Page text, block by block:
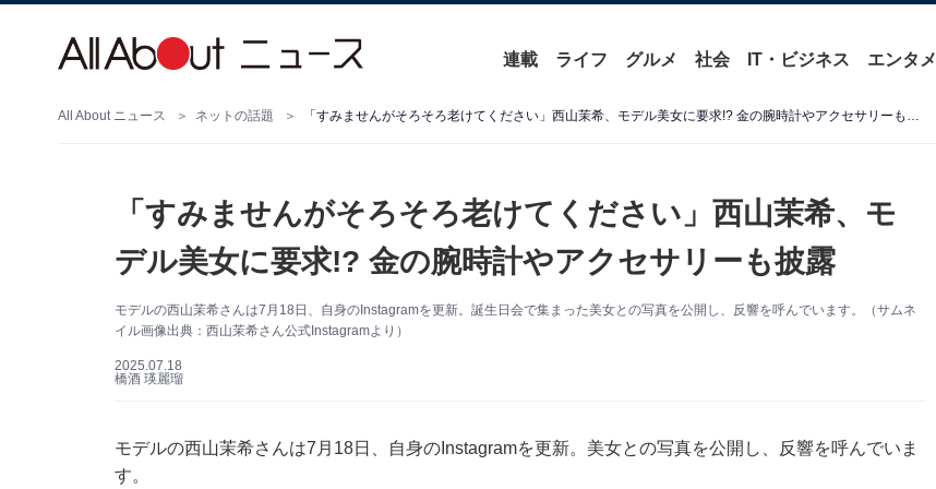
連載 ライフ グルメ 社会 IT・ビジネス エンタメ
All About ニュース ネットの話題 「すみませんがそろそろ老けてください」西山茉希、モデル美女に要求!? 金の腕時計やアクセサリーも披露
「すみませんがそろそろ老けてください」西山茉希、モ
デル美女に要求!? 金の腕時計やアクセサリーも披露
モデルの西山茉希さんは7月18日、自身のInstagramを更新。誕生日会で集まった美女との写真を公開し、反響を呼んでいます。（サムネ
イル画像出典：西山茉希さん公式Instagramより）
2025.07.18
橋酒 瑛麗瑠
モデルの西山茉希さんは7月18日、自身のInstagramを更新。美女との写真を公開し、反響を呼んでいま
す。